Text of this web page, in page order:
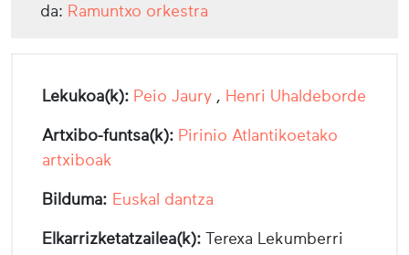
da: Ramuntxo orkestra
Lekukoa(k): Peio Jaury , Henri Uhaldeborde
Artxibo-funtsa(k): Pirinio Atlantikoetako
artxiboak
Bilduma: Euskal dantza
Elkarrizketatzailea(k): Terexa Lekumberri